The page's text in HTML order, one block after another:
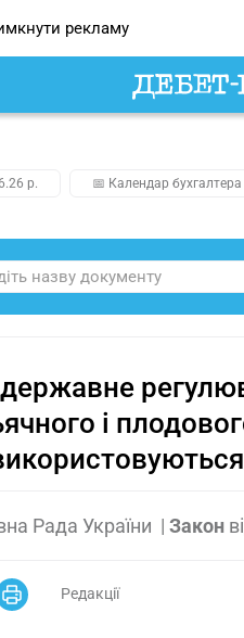
рекламу
р. 📅 Календар
і
Рада України | Закон
Редакції